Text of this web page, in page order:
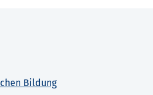
Bildung